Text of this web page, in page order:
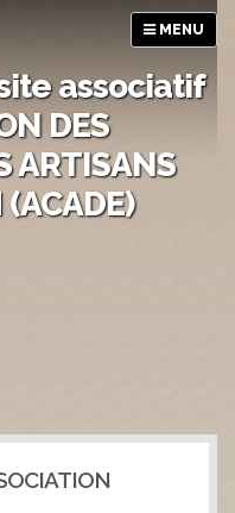
MENU
associatif
DES
ARTISANS
(ACADE)